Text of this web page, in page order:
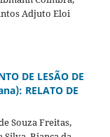
Adjuto Eloi
DE LESÃO DE
RELATO DE
Souza Freitas,